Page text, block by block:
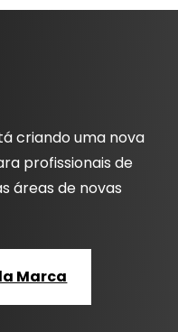
criando uma nova
profissionais de
áreas de novas
Marca